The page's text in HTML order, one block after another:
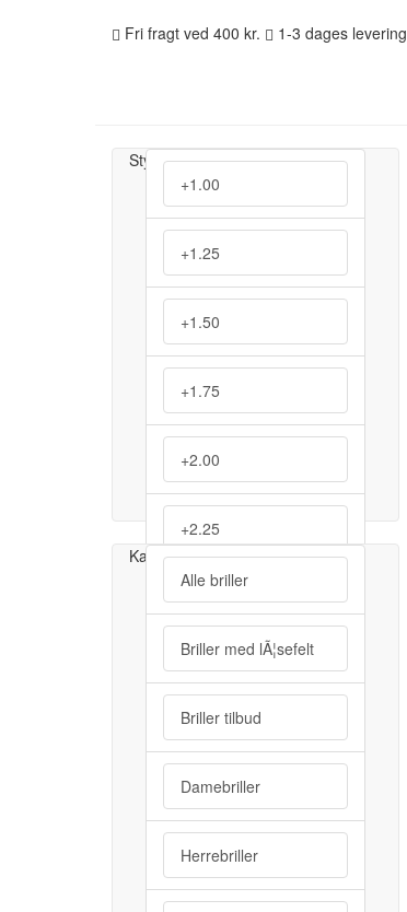
Fri fragt ved 400 kr. 1-3 dages levering
Styrke
+1.00
+1.25
+1.50
+1.75
+2.00
+2.25
+2.50
+2.75
+3.00
+3.25
+3.50
Kategorier
Alle briller
Briller med lÃ¦sefelt
Briller tilbud
Damebriller
Herrebriller